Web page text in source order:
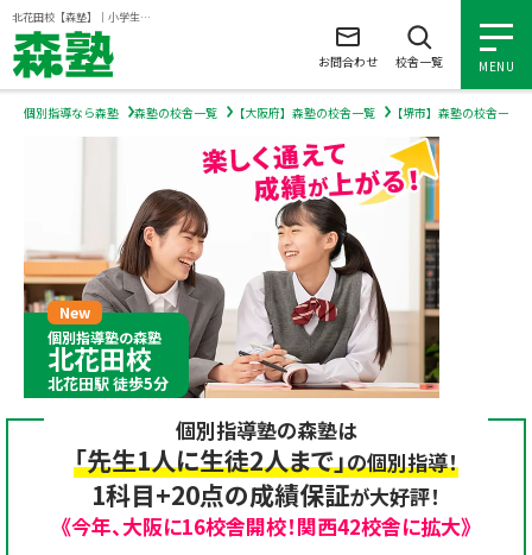
北花田校【森塾】｜小学生・中学生・高校生の個別指導塾・学習塾
MENU
小学生の個別指導
中学生の個別指導
高校生の個別指導
森塾を知る
森塾を知る トップ
森塾の想い
入塾について
入塾について トップ
よくあるご質問
お問合わせ 校舎一覧
個別指導なら森塾 森塾の校舎一覧 【大阪府】森塾の校舎一覧 【堺市】森塾の校舎一覧
個別指導塾の森塾
北花田校
北花田駅 徒歩5分
個別指導塾の森塾は
「先生1人に生徒2人まで」の個別指導！
1科目+20点の成績保証が大好評！
《今年、大阪に16校舎開校！関西42校舎に拡大》